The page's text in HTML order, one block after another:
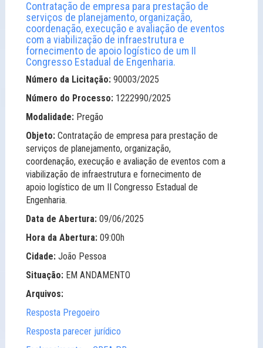
Contratação de empresa para prestação de
serviços de planejamento, organização,
coordenação, execução e avaliação de eventos
com a viabilização de infraestrutura e
fornecimento de apoio logístico de um II
Congresso Estadual de Engenharia.
Número da Licitação: 90003/2025
Número do Processo: 1222990/2025
Modalidade: Pregão
Objeto: Contratação de empresa para prestação de
serviços de planejamento, organização,
coordenação, execução e avaliação de eventos com a
viabilização de infraestrutura e fornecimento de
apoio logístico de um II Congresso Estadual de
Engenharia.
Data de Abertura: 09/06/2025
Hora da Abertura: 09:00h
Cidade: João Pessoa
Situação: EM ANDAMENTO
Arquivos:
Resposta Pregoeiro
Resposta parecer jurídico